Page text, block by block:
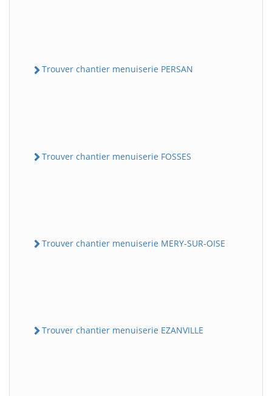
Trouver chantier menuiserie PERSAN
Trouver chantier menuiserie FOSSES
Trouver chantier menuiserie MERY-SUR-OISE
Trouver chantier menuiserie EZANVILLE